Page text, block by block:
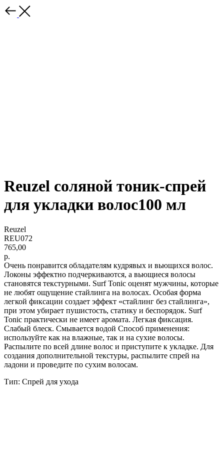
Reuzel соляной тоник-спрей
для укладки волос100 мл
Reuzel
REU072
765,00
р.
Очень понравится обладателям кудрявых и вьющихся волос.
Локоны эффектно подчеркиваются, а вьющиеся волосы
становятся текстурными. Surf Tonic оценят мужчины, которые
не любят ощущение стайлинга на волосах. Особая форма
легкой фиксации создает эффект «стайлинг без стайлинга»,
при этом убирает пушистость, статику и беспорядок. Surf
Tonic практически не имеет аромата. Легкая фиксация.
Слабый блеск. Смывается водой Способ применения:
используйте как на влажные, так и на сухие волосы.
Распылите по всей длине волос и приступите к укладке. Для
создания дополнительной текстуры, распылите спрей на
ладони и проведите по сухим волосам.
Тип: Спрей для ухода